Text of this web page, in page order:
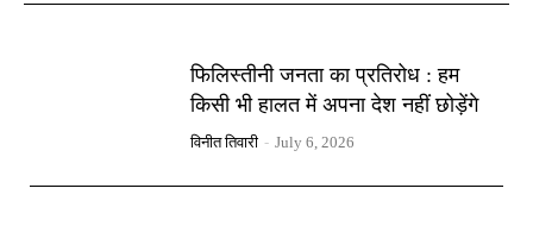
फिलिस्तीनी जनता का प्रतिरोध : हम
किसी भी हालत में अपना देश नहीं छोड़ेंगे
विनीत तिवारी - July 6, 2026